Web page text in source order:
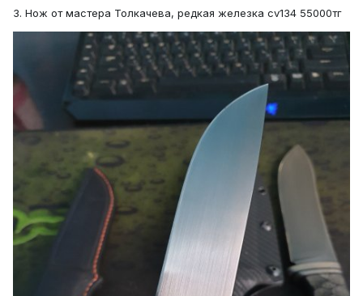
3. Нож от мастера Толкачева, редкая железка cv134 55000тг